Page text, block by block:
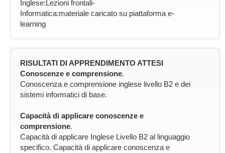
Inglese:Lezioni frontali-
Informatica:materiale caricato su piattaforma e-
learning
RISULTATI DI APPRENDIMENTO ATTESI
Conoscenze e comprensione.
Conoscenza e comprensione inglese livello B2 e dei
sistemi informatici di base.
Capacità di applicare conoscenze e
comprensione.
Capacità di applicare Inglese Livello B2 al linguaggio
specifico. Capacità di applicare conoscenza e